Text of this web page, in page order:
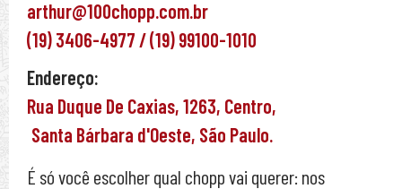
arthur@100chopp.com.br
(19) 3406-4977 / (19) 99100-1010
Endereço:
Rua Duque De Caxias,1263, Centro,
Santa Bárbara d'Oeste, São Paulo.
É só você escolher qual chopp vai querer: nos